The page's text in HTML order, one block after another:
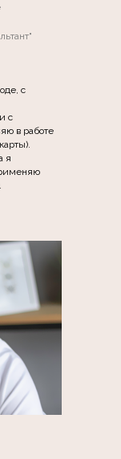
с
с
в работе
я